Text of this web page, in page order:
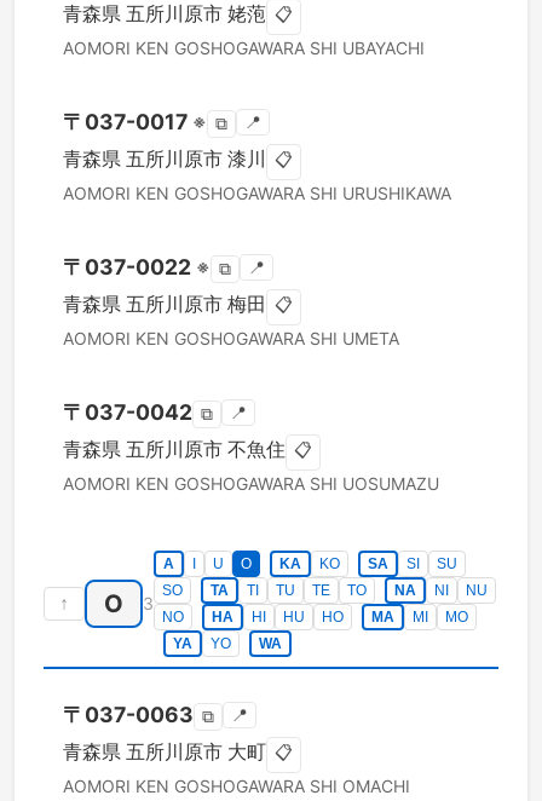
青森県 五所川原市 姥萢 📋
AOMORI KEN GOSHOGAWARA SHI UBAYACHI
〒 037-0017 ※ ⧉ 📍
青森県 五所川原市 漆川 📋
AOMORI KEN GOSHOGAWARA SHI URUSHIKAWA
〒 037-0022 ※ ⧉ 📍
青森県 五所川原市 梅田 📋
AOMORI KEN GOSHOGAWARA SHI UMETA
〒 037-0042 ⧉ 📍
青森県 五所川原市 不魚住 📋
AOMORI KEN GOSHOGAWARA SHI UOSUMAZU
↑ O 3
A U O KA KO SA SI
SU
SO
TA TI TU TE TO NA NI
NU
NO
HA HI HU HO MA MI
MO
YA
YO WA
〒 037-0063 ⧉ 📍
青森県 五所川原市 大町 📋
AOMORI KEN GOSHOGAWARA SHI OMACHI